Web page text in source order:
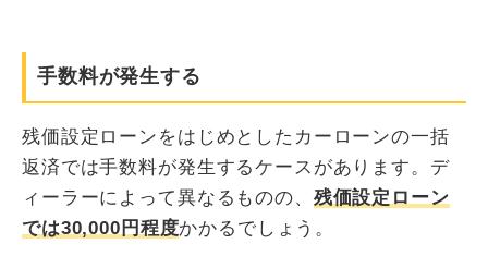
手数料が発生する
残価設定ローンをはじめとしたカーローンの一括
返済では手数料が発生するケースがあります。デ
ィーラーによって異なるものの、 残価設定ローン
では30,000円程度かかるでしょう。